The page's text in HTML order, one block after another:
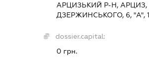
АРЦИЗЬКИЙ Р-Н, АРЦИЗ,
ДЗЕРЖИНСЬКОГО, 6, "А",
dossier.capital:
0 грн.